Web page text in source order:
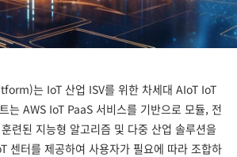
는 IoT 산업 ISV를 위한 차세대 AIoT IoT
는 AWS IoT PaaS 서비스를 기반으로 모듈, 전
련된 지능형 알고리즘 및 다중 산업 솔루션을
센터를 제공하여 사용자가 필요에 따라 조합하